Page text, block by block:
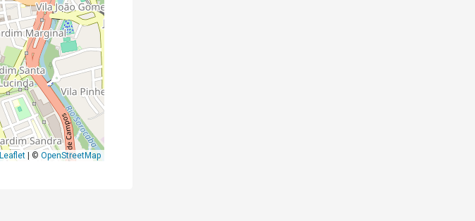
Leaflet © OpenStreetMap